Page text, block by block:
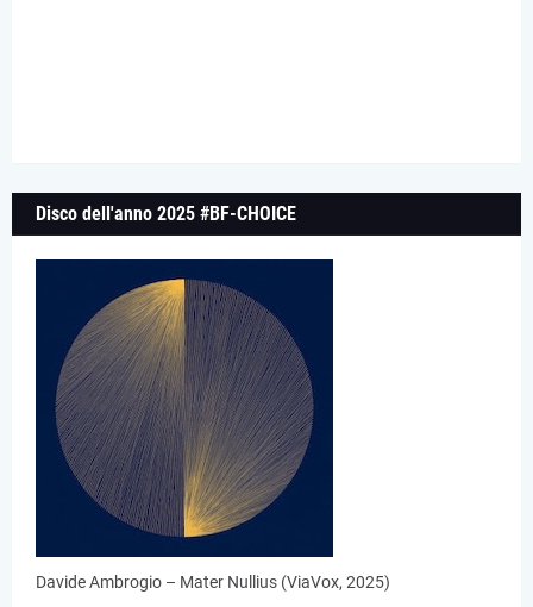
Disco dell'anno 2025 #BF-CHOICE
Davide Ambrogio – Mater Nullius (ViaVox, 2025)